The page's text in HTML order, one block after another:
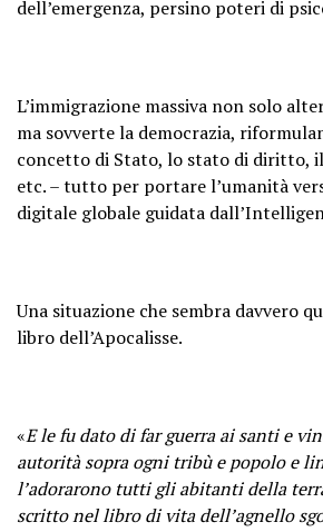
dell’emergenza, persino poteri di
L’immigrazione massiva non solo
ma sovverte la democrazia,
concetto di Stato, lo stato di diritto,
etc. – tutto per portare l’umanità
digitale globale guidata
Una situazione che sembra davvero
libro dell’Apocalisse.
«E le fu dato di far guerra ai santi e
autorità sopra ogni tribù e popolo e
l’adorarono tutti gli abitanti della
scritto nel libro di vita dell’agnello